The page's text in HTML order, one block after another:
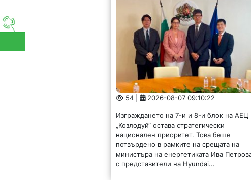
54 | 2026-08-07 09:10:22
Изграждането на 7-и и 8-и блок на АЕЦ
„Козлодуй“ остава стратегически
национален приоритет. Това беше
потвърдено в рамките на срещата на
министъра на енергетиката Ива
с представители на Hyundai...